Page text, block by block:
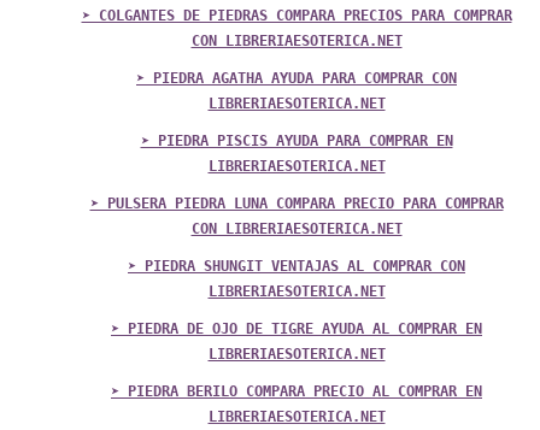
➤ COLGANTES DE PIEDRAS COMPARA PRECIOS PARA COMPRAR
CON LIBRERIAESOTERICA.NET
➤ PIEDRA AGATHA AYUDA PARA COMPRAR CON
LIBRERIAESOTERICA.NET
➤ PIEDRA PISCIS AYUDA PARA COMPRAR EN
LIBRERIAESOTERICA.NET
➤ PULSERA PIEDRA LUNA COMPARA PRECIO PARA COMPRAR
CON LIBRERIAESOTERICA.NET
➤ PIEDRA SHUNGIT VENTAJAS AL COMPRAR CON
LIBRERIAESOTERICA.NET
➤ PIEDRA DE OJO DE TIGRE AYUDA AL COMPRAR EN
LIBRERIAESOTERICA.NET
➤ PIEDRA BERILO COMPARA PRECIO AL COMPRAR EN
LIBRERIAESOTERICA.NET